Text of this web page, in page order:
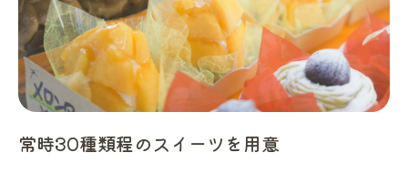
常時30種類程のスイーツを用意